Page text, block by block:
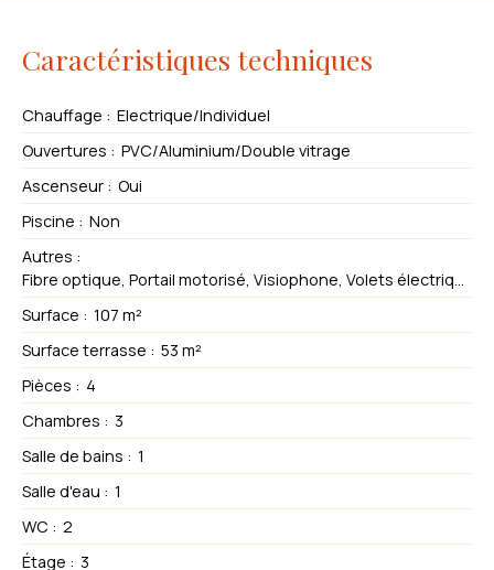
Caractéristiques techniques
Chauffage : Electrique/Individuel
Ouvertures : PVC/Aluminium/Double vitrage
Ascenseur : Oui
Piscine : Non
Autres :
Fibre optique, Portail motorisé, Visiophone, Volets électriques
Surface : 107 m²
Surface terrasse : 53 m²
Pièces : 4
Chambres : 3
Salle de bains : 1
Salle d'eau : 1
WC : 2
Étage : 3